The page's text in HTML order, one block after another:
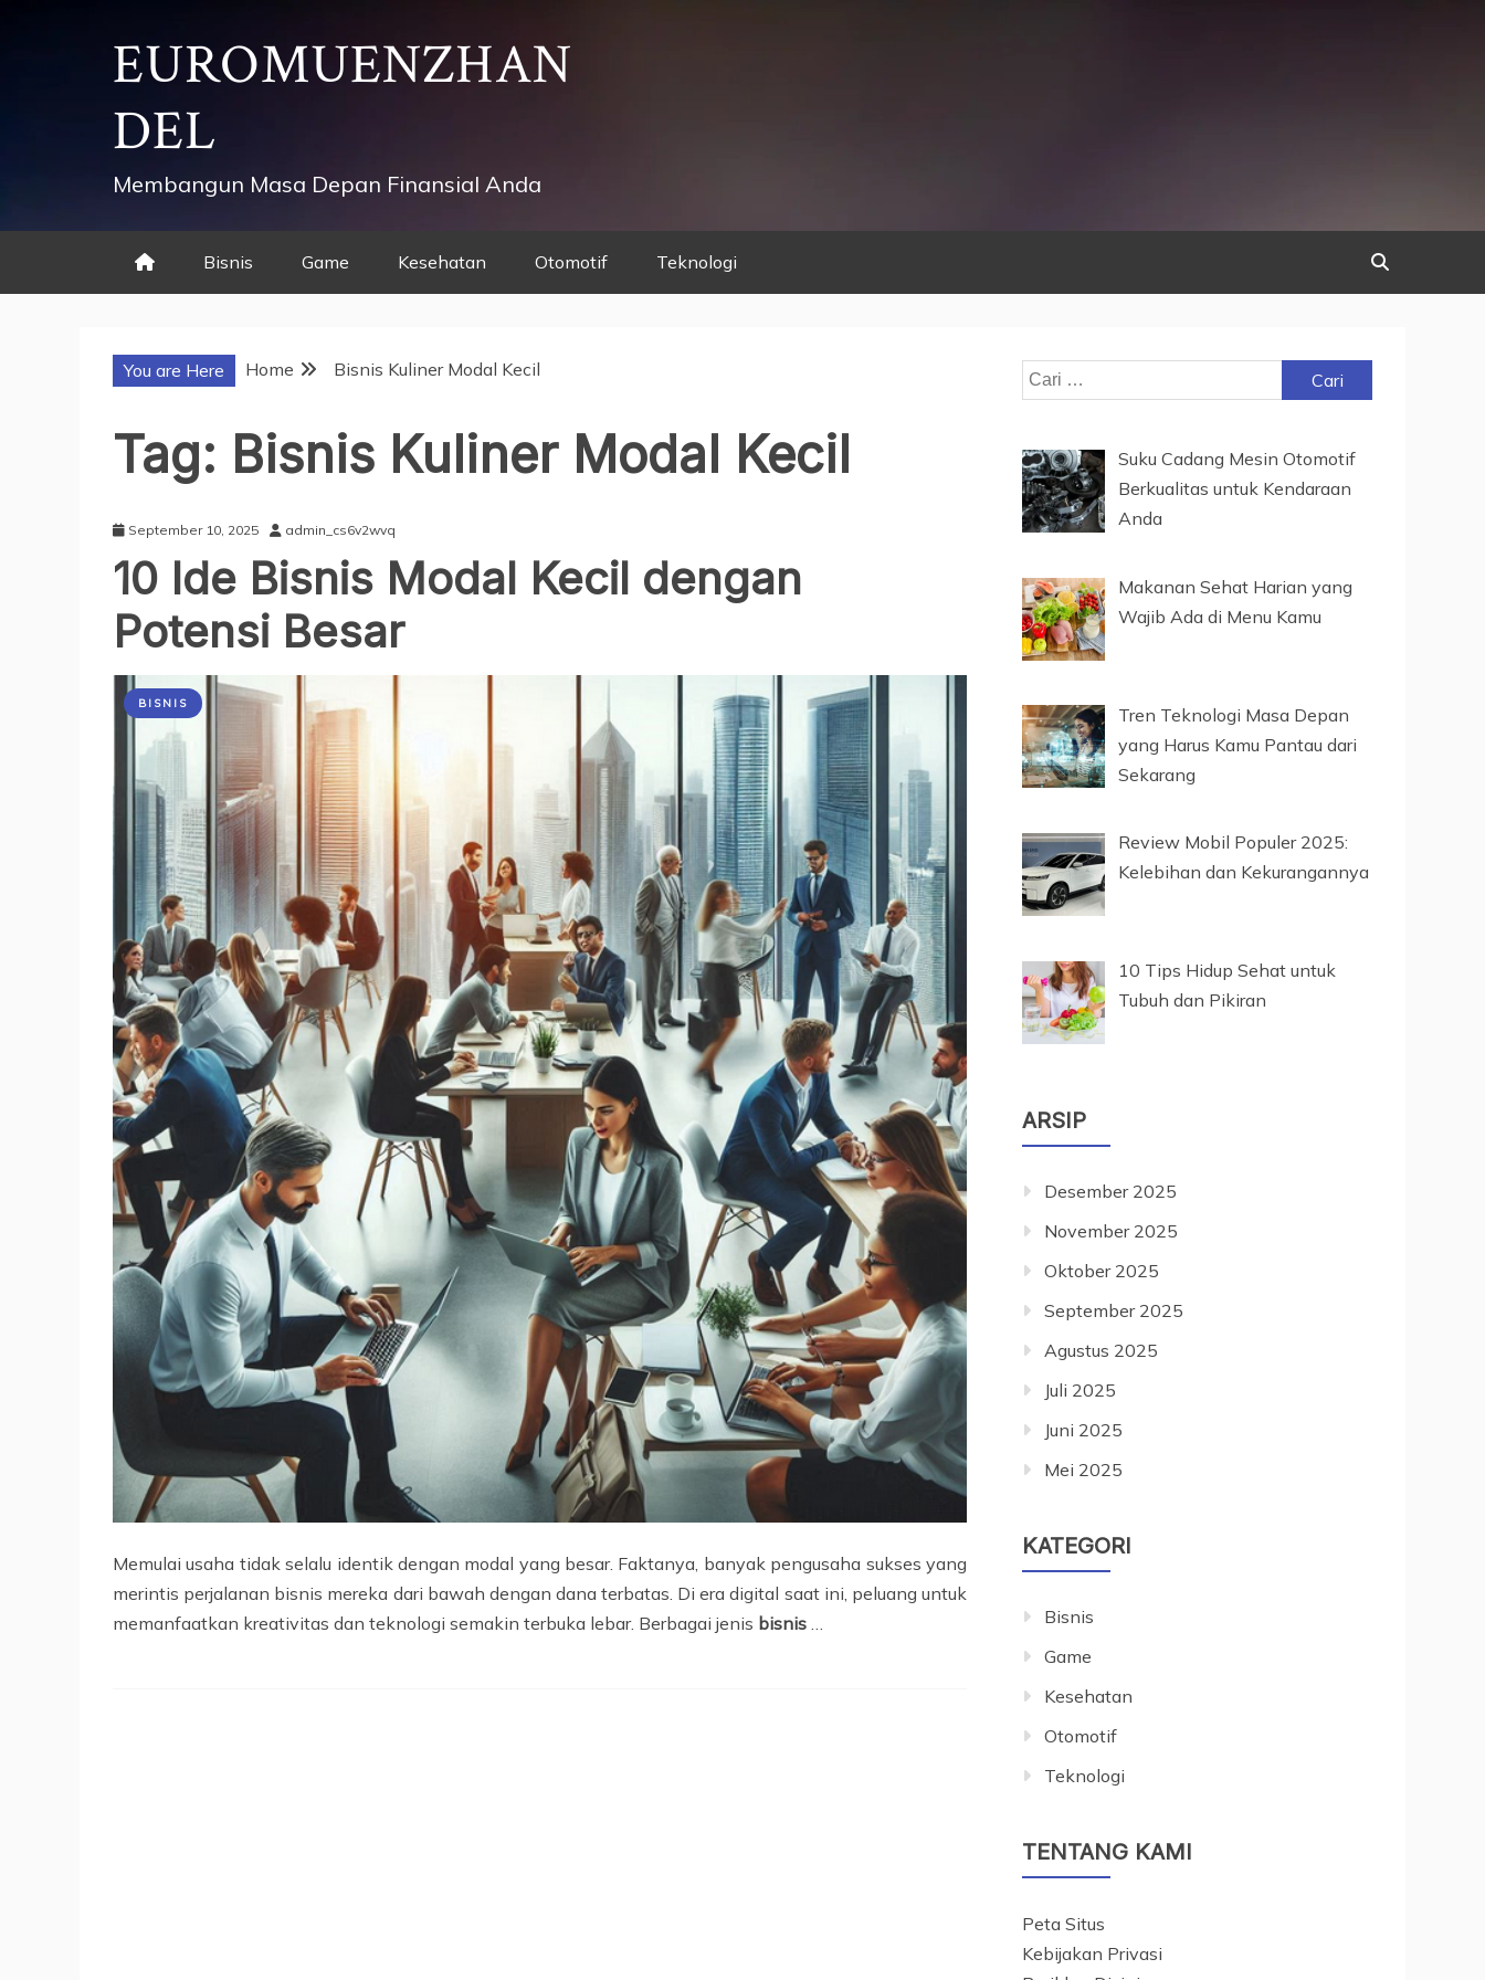
EUROMUENZHAN
DEL
Membangun Masa Depan Finansial Anda
Bisnis Game Kesehatan Otomotif Teknologi
You are Here Home Bisnis Kuliner Modal Kecil
Tag: Bisnis Kuliner Modal Kecil
September 10, 2025 admin_cs6v2wvq
10 Ide Bisnis Modal Kecil dengan
Potensi Besar
BISNIS
Memulai usaha tidak selalu identik dengan modal yang besar. Faktanya, banyak pengusaha sukses yang
merintis perjalanan bisnis mereka dari bawah dengan dana terbatas. Di era digital saat ini, peluang untuk
memanfaatkan kreativitas dan teknologi semakin terbuka lebar. Berbagai jenis bisnis
Cari
untuk:
Suku Cadang Mesin Otomotif
Berkualitas untuk Kendaraan
Anda
Makanan Sehat Harian yang
Wajib Ada di Menu Kamu
Tren Teknologi Masa Depan
yang Harus Kamu Pantau dari
Sekarang
Review Mobil Populer 2025:
Kelebihan dan Kekurangannya
10 Tips Hidup Sehat untuk
Tubuh dan Pikiran
ARSIP
Desember 2025
November 2025
Oktober 2025
September 2025
Agustus 2025
Juli 2025
Juni 2025
Mei 2025
KATEGORI
Bisnis
Game
Kesehatan
Otomotif
Teknologi
TENTANG KAMI
Peta Situs
Kebijakan Privasi